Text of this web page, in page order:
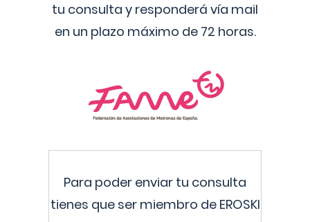
tu consulta y responderá vía mail
en un plazo máximo de 72 horas.
Para poder enviar tu consulta
tienes que ser miembro de EROSKI